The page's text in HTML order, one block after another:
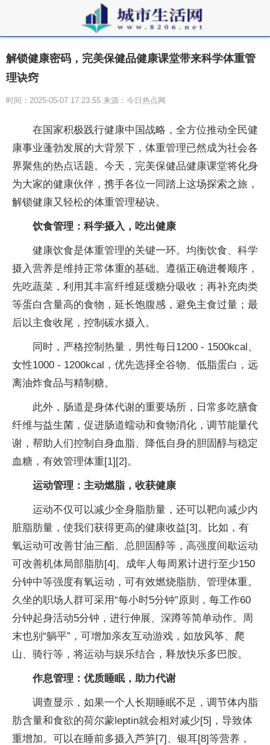
解锁健康密码，完美保健品健康课堂带来科学体重管
理诀窍
时间：2025-05-07 17:23:55 来源：今日热点网
在国家积极践行健康中国战略，全方位推动全民健
康事业蓬勃发展的大背景下，体重管理已然成为社会各
界聚焦的热点话题。今天，完美保健品健康课堂将化身
为大家的健康伙伴，携手各位一同踏上这场探索之旅，
解锁健康又轻松的体重管理秘诀。
饮食管理：科学摄入，吃出健康
健康饮食是体重管理的关键一环。均衡饮食、科学
摄入营养是维持正常体重的基础。遵循正确进餐顺序，
先吃蔬菜，利用其丰富纤维延缓糖分吸收；再补充肉类
等蛋白含量高的食物，延长饱腹感，避免主食过量；最
后以主食收尾，控制碳水摄入。
同时，严格控制热量，男性每日1200 - 1500kcal、
女性1000 - 1200kcal，优先选择全谷物、低脂蛋白，远
离油炸食品与精制糖。
此外，肠道是身体代谢的重要场所，日常多吃膳食
纤维与益生菌，促进肠道蠕动和食物消化，调节能量代
谢，帮助人们控制自身血脂、降低自身的胆固醇与稳定
血糖，有效管理体重[1][2]。
运动管理：主动燃脂，收获健康
运动不仅可以减少全身脂肪量，还可以靶向减少内
脏脂肪量，使我们获得更高的健康收益[3]。比如，有
氧运动可改善甘油三酯、 总胆固醇等，高强度间歇运动
可改善机体局部脂肪[4]。成年人每周累计进行至少150
分钟中等强度有氧运动，可有效燃烧脂肪、管理体重。
久坐的职场人群可采用“每小时5分钟”原则，每工作60
分钟起身活动5分钟，进行伸展、深蹲等简单动作。周
末也别“躺平”，可增加亲友互动游戏，如放风筝、爬
山、骑行等，将运动与娱乐结合，释放快乐多巴胺。
作息管理：优质睡眠，助力代谢
调查显示，如果一个人长期睡眠不足，调节体内脂
肪含量和食欲的荷尔蒙leptin就会相对减少[5]，导致体
重增加。可以在睡前多摄入芦笋[7]、银耳[8]等营养，